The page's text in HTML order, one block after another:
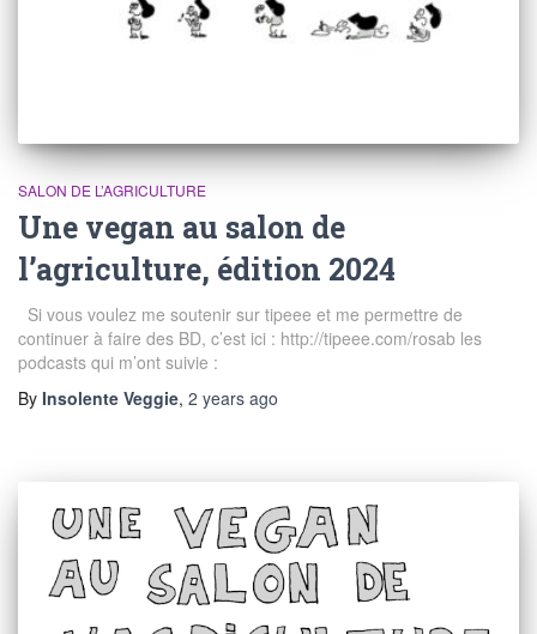
SALON DE L’AGRICULTURE
Une vegan au salon de
l’agriculture, édition 2024
Si vous voulez me soutenir sur tipeee et me permettre de
continuer à faire des BD, c’est ici : http://tipeee.com/rosab les
podcasts qui m’ont suivie :
By Insolente Veggie, 2 years ago